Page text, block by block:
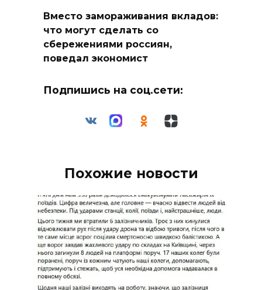
Вместо замораживания вкладов:
что могут сделать со
сбережениями россиян,
поведал экономист
Подпишись на соц.сети:
Похожие новости